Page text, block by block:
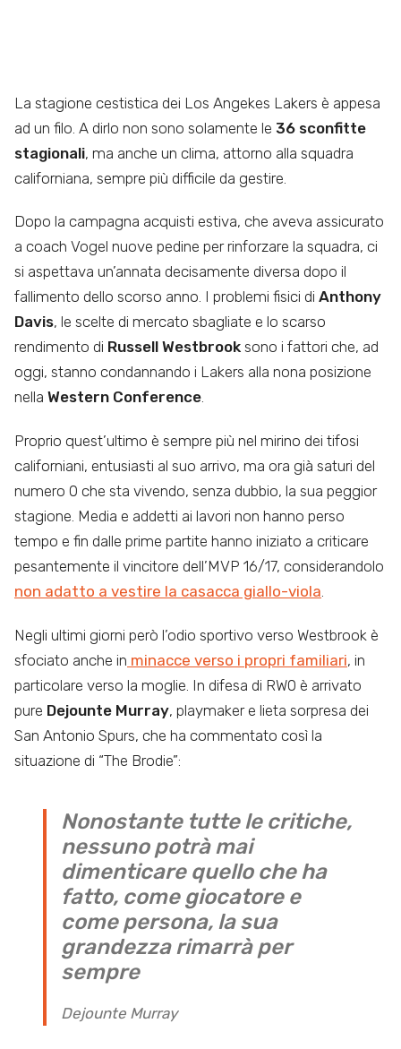
La stagione cestistica dei Los Angekes Lakers è appesa
ad un filo. A dirlo non sono solamente le 36 sconfitte
stagionali, ma anche un clima, attorno alla squadra
californiana, sempre più difficile da gestire.
Dopo la campagna acquisti estiva, che aveva assicurato
a coach Vogel nuove pedine per rinforzare la squadra, ci
si aspettava un’annata decisamente diversa dopo il
fallimento dello scorso anno. I problemi fisici di Anthony
Davis, le scelte di mercato sbagliate e lo scarso
rendimento di Russell Westbrook sono i fattori che, ad
oggi, stanno condannando i Lakers alla nona posizione
nella Western Conference.
Proprio quest’ultimo è sempre più nel mirino dei tifosi
californiani, entusiasti al suo arrivo, ma ora già saturi del
numero 0 che sta vivendo, senza dubbio, la sua peggior
stagione. Media e addetti ai lavori non hanno perso
tempo e fin dalle prime partite hanno iniziato a criticare
pesantemente il vincitore dell’MVP 16/17, considerandolo
non adatto a vestire la casacca giallo-viola.
Negli ultimi giorni però l’odio sportivo verso Westbrook è
sfociato anche in minacce verso i propri familiari, in
particolare verso la moglie. In difesa di RW0 è arrivato
pure Dejounte Murray, playmaker e lieta sorpresa dei
San Antonio Spurs, che ha commentato così la
situazione di “The Brodie”:
Nonostante tutte le critiche,
nessuno potrà mai
dimenticare quello che ha
fatto, come giocatore e
come persona, la sua
grandezza rimarrà per
sempre
Dejounte Murray